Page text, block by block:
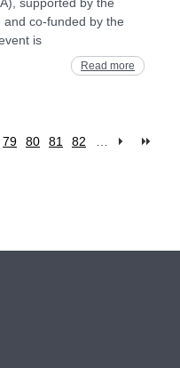
co-funded by the
is
Read more
79 80 81 82